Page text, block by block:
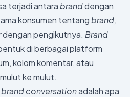
terjadi antarabranddengan
konsumen tentangbrand,
dengan pengikutnya. Brand
di berbagai platform
kolom komentar, atau
ke mulut.
brand conversationadalah apa